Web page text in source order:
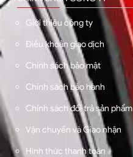
Giới thiệu công ty
Điều khoản giao dịch
Chính sách bảo mật
Chính sách bảo hành
Chính sách đổi trả sản phẩm
Vận chuyển và Giao nhận
Hình thức thanh toán